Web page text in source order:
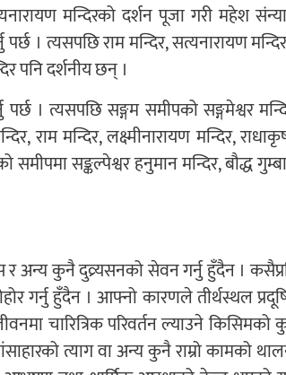
मन्दिरको दर्शन पूजा गरी महेश
पर्छ । त्यसपछि राम मन्दिर, सत्यनारायण
पनि दर्शनीय छन् ।
। त्यसपछि सङ्गम समीपको सङ्गमेश्वर
राम मन्दिर, लक्ष्मीनारायण मन्दिर,
समीपमा सङ्कल्पेश्वर हनुमान मन्दिर, बौद्ध
र अन्य कुनै दुव्र्यसनको सेवन गर्नु हुँदैन ।
गर्नु हुँदैन । आफ्नो कारणले तीर्थस्थल
चारित्रिक परिवर्तन ल्याउने किसिमको
त्याग वा अन्य कुनै राम्रो कामको